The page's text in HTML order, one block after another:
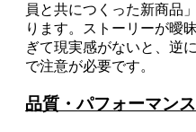
員と共につくった新商品
ります。ストーリーが曖
ぎて現実感がないと、逆
で注意が必要です。
品質・パフォーマンス